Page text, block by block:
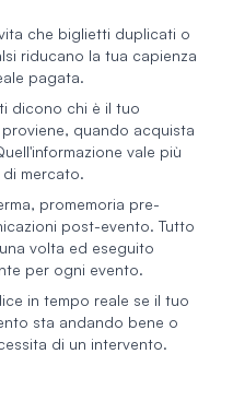
che biglietti duplicati o
riducano la tua capienza
pagata.
dicono chi è il tuo
quando acquista
vale più
mercato.
promemoria pre-
post-evento. Tutto
volta ed eseguito
per ogni evento.
in tempo reale se il tuo
sta andando bene o
di un intervento.